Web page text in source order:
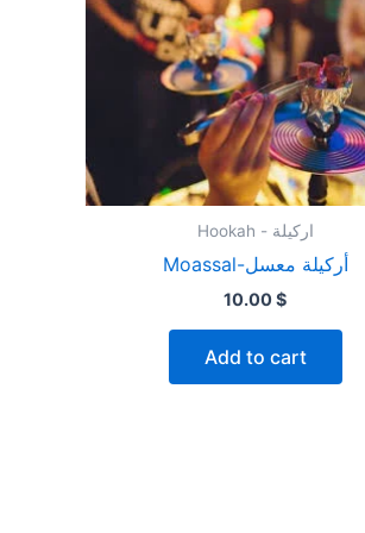
Hookah - اركيلة
Moassal-أركيلة معسل
10.00$
Add to cart